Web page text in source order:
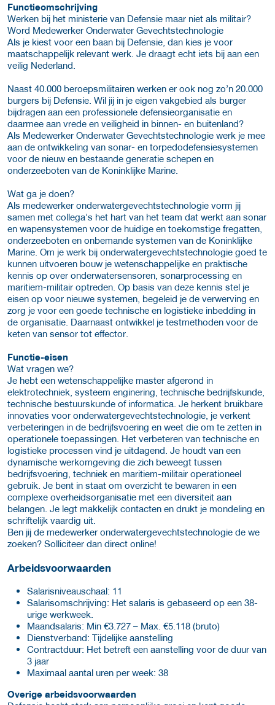
Functie­omschrijving
Werken bij het ministerie van Defensie maar niet als militair?
Word Medewerker Onderwater Gevechtstechnologie
Als je kiest voor een baan bij Defensie, dan kies je voor
maatschappelijk relevant werk. Je draagt echt iets bij aan een
veilig Nederland.
Naast 40.000 beroepsmilitairen werken er ook nog zo’n 20.000
burgers bij Defensie. Wil jij in je eigen vakgebied als burger
bijdragen aan een professionele defensieorganisatie en
daarmee aan vrede en veiligheid in binnen- en buitenland?
Als Medewerker Onderwater Gevechtstechnologie werk je mee
aan de ontwikkeling van sonar- en torpedodefensiesystemen
voor de nieuw en bestaande generatie schepen en
onderzeeboten van de Koninklijke Marine.
Wat ga je doen?
Als medewerker onderwatergevechtstechnologie vorm jij
samen met collega's het hart van het team dat werkt aan sonar
en wapensystemen voor de huidige en toekomstige fregatten,
onderzeeboten en onbemande systemen van de Koninklijke
Marine. Om je werk bij onderwatergevechtstechnologie goed te
kunnen uitvoeren bouw je wetenschappelijke en praktische
kennis op over onderwatersensoren, sonarprocessing en
maritiem-militair optreden. Op basis van deze kennis stel je
eisen op voor nieuwe systemen, begeleid je de verwerving en
zorg je voor een goede technische en logistieke inbedding in
de organisatie. Daarnaast ontwikkel je testmethoden voor de
keten van sensor tot effector.
Functie-eisen
Wat vragen we?
Je hebt een wetenschappelijke master afgerond in
elektrotechniek, systeem enginering, technische bedrijfskunde,
technische bestuurskunde of informatica. Je herkent bruikbare
innovaties voor onderwatergevechtstechnologie, je verkent
verbeteringen in de bedrijfsvoering en weet die om te zetten in
operationele toepassingen. Het verbeteren van technische en
logistieke processen vind je uitdagend. Je houdt van een
dynamische werkomgeving die zich beweegt tussen
bedrijfsvoering, techniek en maritiem-militair operationeel
gebruik. Je bent in staat om overzicht te bewaren in een
complexe overheidsorganisatie met een diversiteit aan
belangen. Je legt makkelijk contacten en drukt je mondeling en
schriftelijk vaardig uit.
Ben jij de medewerker onderwatergevechtstechnologie de we
zoeken? Solliciteer dan direct online!
Arbeids­voorwaarden
Salaris­niveauschaal: 11
Salaris­omschrijving: Het salaris is gebaseerd op een 38-
urige werkweek.
Maand­salaris: Min €3.727 – Max. €5.118 (bruto)
Dienst­verband: Tijdelijke aanstelling
Contract­duur: Het betreft een aanstelling voor de duur van
3 jaar
Maximaal aantal uren per week: 38
Overige arbeids­voorwaarden